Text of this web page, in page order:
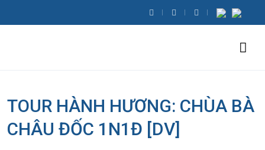
TOUR HÀNH HƯƠNG: CHÙA BÀ
CHÂU ĐỐC 1N1Đ [DV]